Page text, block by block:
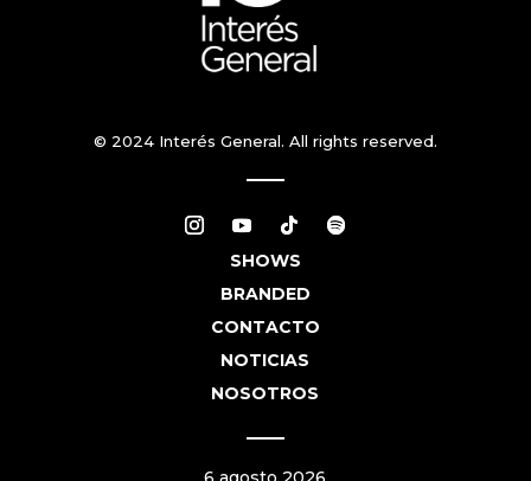
© 2024 Interés General. All rights reserved.
SHOWS
BRANDED
CONTACTO
NOTICIAS
NOSOTROS